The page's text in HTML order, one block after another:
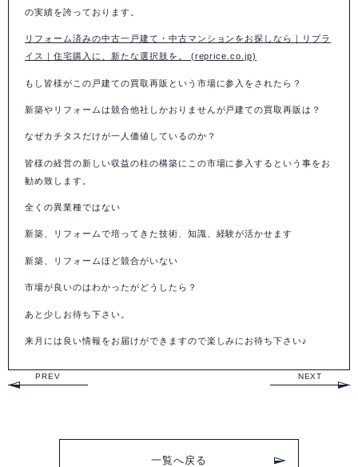
の実績を誇っております。
リフォーム済みの中古一戸建て・中古マンションをお探しなら｜リプラ
イス｜住宅購入に、新たな選択肢を。 (reprice.co.jp)
もし皆様がこの戸建ての買取再販という市場に参入をされたら？
新築やリフォームは競合他社しかおりませんが戸建ての買取再販は？
なぜカチタスだけが一人価値しているのか？
皆様の経営の新しい収益の柱の構築にこの市場に参入するという事をお
勧め致します。
全くの異業種ではない
新築、リフォームで培ってきた技術、知識、経験が活かせます
新築、リフォームほど競合がいない
市場が良いのはわかったがどうしたら？
あと少しお待ち下さい。
来月には良い情報をお届けができますので楽しみにお待ち下さい♪
PREV NEXT
一覧へ戻る